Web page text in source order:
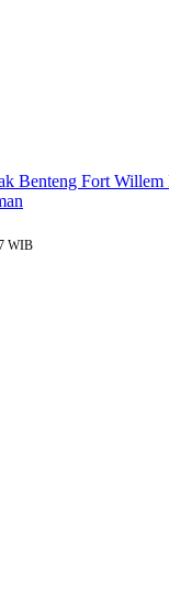
Benteng Fort
WIB